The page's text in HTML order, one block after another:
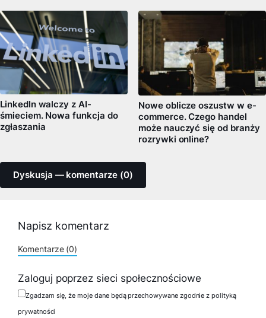
LinkedIn walczy z AI-
śmieciem. Nowa funkcja do
zgłaszania
Nowe oblicze oszustw w e-
commerce. Czego handel
może nauczyć się od branży
rozrywki online?
Dyskusja — komentarze (0)
Napisz komentarz
Komentarze (0)
Zaloguj poprzez sieci społecznościowe
Zgadzam się, że moje dane będą przechowywane zgodnie z polityką
prywatności